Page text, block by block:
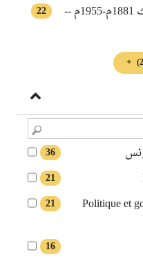
22
تونس -- تاريخ -- العصر الحديث 1881م-1955م --
36
21
21
Politique et
16